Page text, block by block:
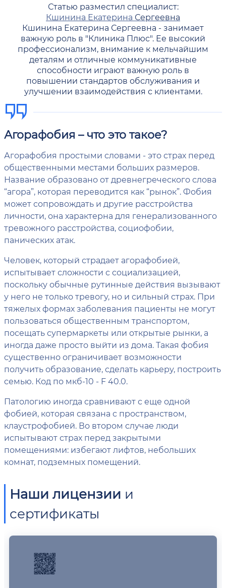
Статью разместил специалист:
Кшинина Екатерина Сергеевна
Кшинина Екатерина Сергеевна - занимает
важную роль в "Клиника Плюс". Ее высокий
профессионализм, внимание к мельчайшим
деталям и отличные коммуникативные
способности играют важную роль в
повышении стандартов обслуживания и
улучшении взаимодействия с клиентами.
Агорафобия – что это такое?
Агорафобия простыми словами - это страх перед
общественными местами больших размеров.
Название образовано от древнегреческого слова
“агора”, которая переводится как “рынок”. Фобия
может сопровождать и другие расстройства
личности, она характерна для генерализованного
тревожного расстройства, социофобии,
панических атак.
Человек, который страдает агорафобией,
испытывает сложности с социализацией,
поскольку обычные рутинные действия вызывают
у него не только тревогу, но и сильный страх. При
тяжелых формах заболевания пациенты не могут
пользоваться общественным транспортом,
посещать супермаркеты или открытые рынки, а
иногда даже просто выйти из дома. Такая фобия
существенно ограничивает возможности
получить образование, сделать карьеру, построить
семью. Код по мкб-10 - F 40.0.
Патологию иногда сравнивают с еще одной
фобией, которая связана с пространством,
клаустрофобией. Во втором случае люди
испытывают страх перед закрытыми
помещениями: избегают лифтов, небольших
комнат, подземных помещений.
Наши лицензии и
сертификаты